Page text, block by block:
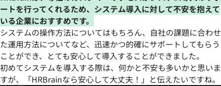
ートを行ってくれるため、システム導入に対して不安を抱えて
いる企業におすすめです。
システムの操作方法についてはもちろん、自社の課題に合わせ
た運用方法についてなど、迅速かつ的確にサポートしてもらう
ことができ、とても安心して導入することができました。
初めてシステムを導入する際は、何かと不安も多いかと思いま
すが、「HRBrainなら安心して大丈夫！」と伝えたいですね。